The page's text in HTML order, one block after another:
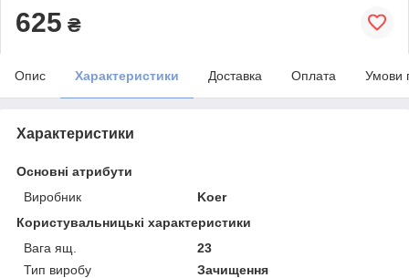
625 ₴
Опис Характеристики Доставка Оплата Умови
Характеристики
Основні атрибути
Виробник
Koer
Користувальницькі характеристики
Вага ящ.
23
Тип виробу
Зачищення